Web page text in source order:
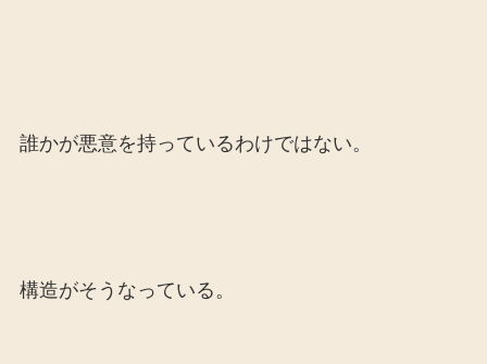
誰かが悪意を持っているわけではない。
構造がそうなっている。